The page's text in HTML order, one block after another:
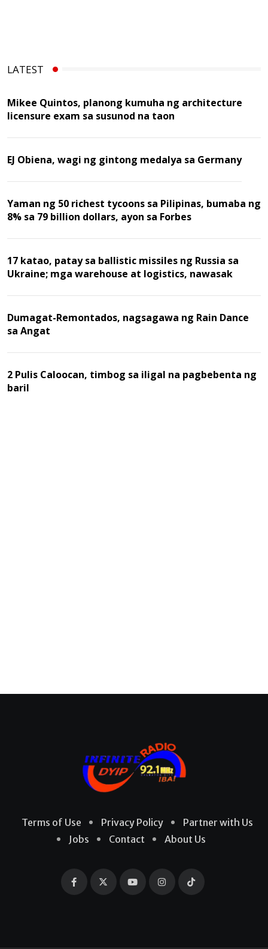
LATEST
Mikee Quintos, planong kumuha ng architecture
licensure exam sa susunod na taon
EJ Obiena, wagi ng gintong medalya sa Germany
Yaman ng 50 richest tycoons sa Pilipinas, bumaba ng
8% sa 79 billion dollars, ayon sa Forbes
17 katao, patay sa ballistic missiles ng Russia sa
Ukraine; mga warehouse at logistics, nawasak
Dumagat-Remontados, nagsagawa ng Rain Dance
sa Angat
2 Pulis Caloocan, timbog sa iligal na pagbebenta ng
baril
Terms of Use Privacy Policy
Partner with Us
Jobs
Contact About Us